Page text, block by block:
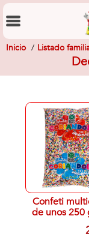
Inicio Listado
Confeti
de unos 250